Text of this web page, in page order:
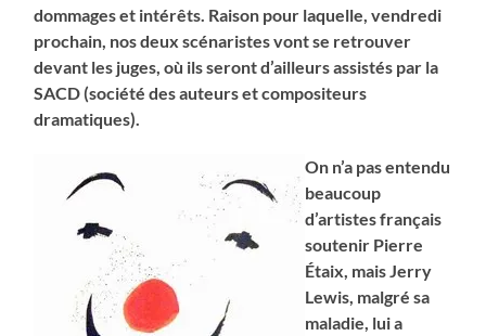
dommages et intérêts. Raison pour laquelle, vendredi
prochain, nos deux scénaristes vont se retrouver
devant les juges, où ils seront d’ailleurs assistés par la
SACD (société des auteurs et compositeurs
dramatiques).
On n’a pas entendu
beaucoup
d’artistes français
soutenir Pierre
Étaix, mais Jerry
Lewis, malgré sa
maladie, lui a